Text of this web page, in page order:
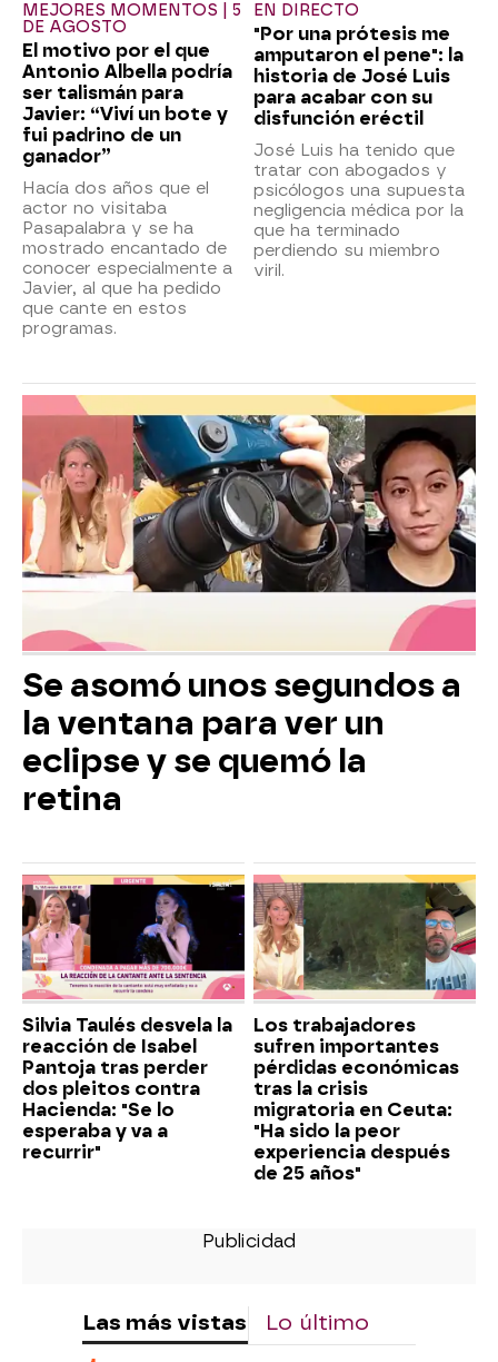
MEJORES MOMENTOS | 5
DE AGOSTO
El motivo por el que
Antonio Albella podría
ser talismán para
Javier: “Viví un bote y
fui padrino de un
ganador”
Hacía dos años que el
actor no visitaba
Pasapalabra y se ha
mostrado encantado de
conocer especialmente a
Javier, al que ha pedido
que cante en estos
programas.
EN DIRECTO
"Por una prótesis me
amputaron el pene": la
historia de José Luis
para acabar con su
disfunción eréctil
José Luis ha tenido que
tratar con abogados y
psicólogos una supuesta
negligencia médica por la
que ha terminado
perdiendo su miembro
viril.
Se asomó unos segundos a
la ventana para ver un
eclipse y se quemó la
retina
Silvia Taulés desvela la
reacción de Isabel
Pantoja tras perder
dos pleitos contra
Hacienda: "Se lo
esperaba y va a
recurrir"
Los trabajadores
sufren importantes
pérdidas económicas
tras la crisis
migratoria en Ceuta:
"Ha sido la peor
experiencia después
de 25 años"
Las más vistas Lo último